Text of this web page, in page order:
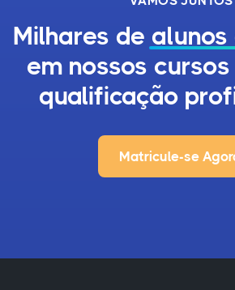
Milhares de
em nossos
qualificação
Matricule-se